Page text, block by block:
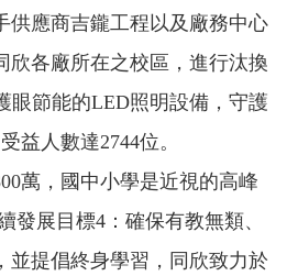
供應商吉鑨工程以及廠務中心
欣各廠所在之校區，進行汰換
眼節能的LED照明設備，守護
益人數達2744位。
萬，國中小學是近視的高峰
發展目標4：確保有教無類、
並提倡終身學習，同欣致力於